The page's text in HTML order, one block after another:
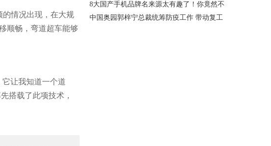
情况出现，在大规
顺畅，弯道超车能够
让我知道一个道
搭载了此项技术，
8大国产手机品牌名来源太有趣了！你竟然不
中国奥园郭梓宁总裁统筹防疫工作 带动复工